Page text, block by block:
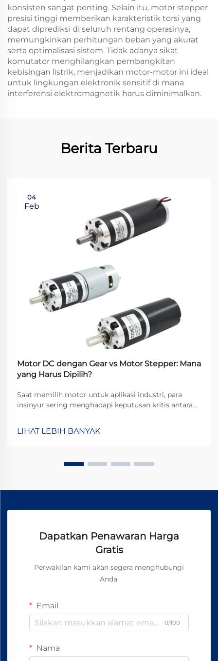
konsisten sangat penting. Selain itu, motor stepper
presisi tinggi memberikan karakteristik torsi yang
dapat diprediksi di seluruh rentang operasinya,
memungkinkan perhitungan beban yang akurat
serta optimalisasi sistem. Tidak adanya sikat
komutator menghilangkan pembangkitan
kebisingan listrik, menjadikan motor-motor ini ideal
untuk lingkungan elektronik sensitif di mana
interferensi elektromagnetik harus diminimalkan.
Berita Terbaru
04
Feb
Motor DC dengan Gear vs Motor Stepper: Mana
yang Harus Dipilih?
Saat memilih motor untuk aplikasi industri, para
insinyur sering menghadapi keputusan kritis antara
masing dan berfungsi untuk tujuan berbeda dalam
LIHAT LEBIH BANYAK
Dapatkan Penawaran Harga
Gratis
Perwakilan kami akan segera menghubungi
Anda.
Email
0/100
Nama